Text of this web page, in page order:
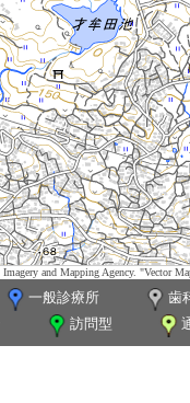
and Mapping Agency. "Vector
一般診療所 歯
訪問型